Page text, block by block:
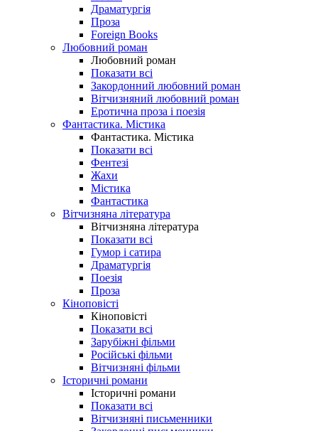
Драматургія
Проза
Foreign Books
Любовний роман
Любовний роман
Показати всі
Закордонний любовний роман
Вітчизняний любовний роман
Еротична проза і поезія
Фантастика. Містика
Фантастика. Містика
Показати всі
Фентезі
Жахи
Містика
Фантастика
Вітчизняна література
Вітчизняна література
Показати всі
Гумор і сатира
Драматургія
Поезія
Проза
Кіноповісті
Кіноповісті
Показати всі
Зарубіжні фільми
Російські фільми
Вітчизняні фільми
Історичні романи
Історичні романи
Показати всі
Вітчизняні письменники